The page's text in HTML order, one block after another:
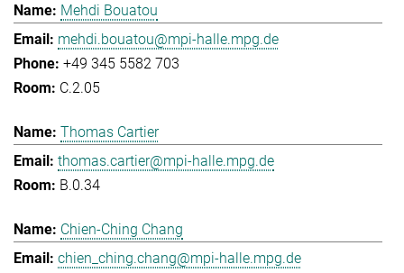
Mehdi Bouatou
mehdi.bouatou@mpi-halle.mpg.de
+49 345 5582 703
C.2.05
Thomas Cartier
thomas.cartier@mpi-halle.mpg.de
B.0.34
Chien-Ching Chang
chien_ching.chang@mpi-halle.mpg.de